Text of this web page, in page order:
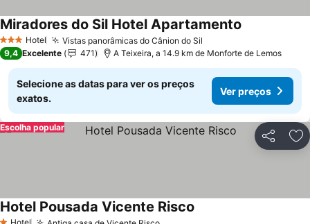
3 EstrelasHotel Vistas panorâmicas do Cânion do Sil
Miradores do Sil Hotel Apartamento
9,4 Excelente 471 A Teixeira, a 14.9 km de Monforte de Lemos
Selecione as datas para ver os preços
exatos.
Ver preços
Partilhar
Escolha popular
Hotel
Hotel Pousada Vicente Risco